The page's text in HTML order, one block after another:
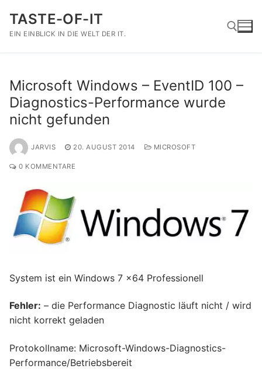
Inhalt
springen
TASTE-OF-IT
EIN EINBLICK IN DIE WELT DER IT.
Microsoft Windows – EventID 100 –
Diagnostics-Performance wurde
nicht gefunden
JARVIS 20. AUGUST 2014 MICROSOFT
0 KOMMENTARE
System ist ein Windows 7 x64 Professionell
Fehler: – die Performance Diagnostic läuft nicht / wird
nicht korrekt geladen
Protokollname: Microsoft-Windows-Diagnostics-
Performance/Betriebsbereit